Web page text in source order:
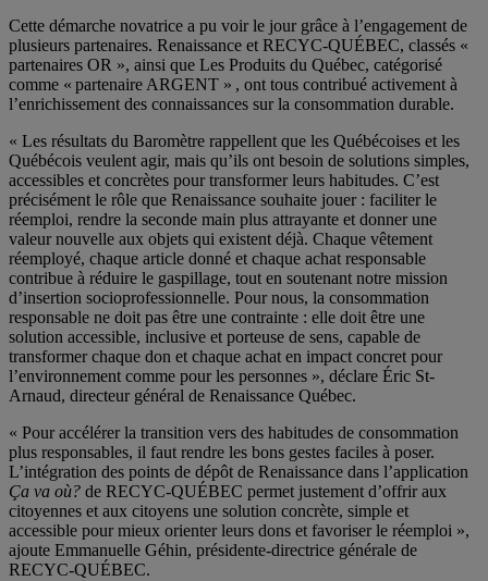
Cette démarche novatrice a pu voir le jour grâce à l’engagement de
plusieurs partenaires. Renaissance et RECYC-QUÉBEC, classés «
partenaires OR », ainsi que Les Produits du Québec, catégorisé
comme « partenaire ARGENT » , ont tous contribué activement à
l’enrichissement des connaissances sur la consommation durable.
« Les résultats du Baromètre rappellent que les Québécoises et les
Québécois veulent agir, mais qu’ils ont besoin de solutions simples,
accessibles et concrètes pour transformer leurs habitudes. C’est
précisément le rôle que Renaissance souhaite jouer : faciliter le
réemploi, rendre la seconde main plus attrayante et donner une
valeur nouvelle aux objets qui existent déjà. Chaque vêtement
réemployé, chaque article donné et chaque achat responsable
contribue à réduire le gaspillage, tout en soutenant notre mission
d’insertion socioprofessionnelle. Pour nous, la consommation
responsable ne doit pas être une contrainte : elle doit être une
solution accessible, inclusive et porteuse de sens, capable de
transformer chaque don et chaque achat en impact concret pour
l’environnement comme pour les personnes », déclare Éric St-
Arnaud, directeur général de Renaissance Québec.
« Pour accélérer la transition vers des habitudes de consommation
plus responsables, il faut rendre les bons gestes faciles à poser.
L’intégration des points de dépôt de Renaissance dans l’application
Ça va où? de RECYC-QUÉBEC permet justement d’offrir aux
citoyennes et aux citoyens une solution concrète, simple et
accessible pour mieux orienter leurs dons et favoriser le réemploi »,
ajoute Emmanuelle Géhin, présidente-directrice générale de
RECYC-QUÉBEC.